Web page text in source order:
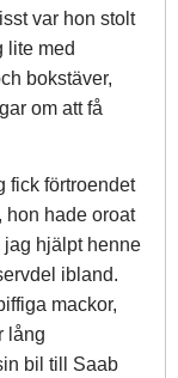
var hon stolt
lite med
bokstäver,
om att få
fick förtroendet
hon hade oroat
jag hjälpt henne
ibland.
mackor,
lång
bil till Saab